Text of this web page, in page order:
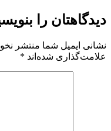
دیدگاهتان را
نشانی ایمیل شما منتشر
علامت‌گذاری شده‌اند *